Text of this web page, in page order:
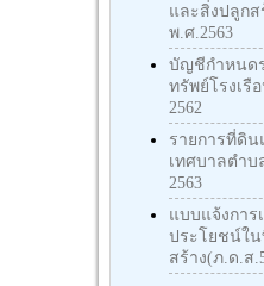
และสิ่งปลูกส
พ.ศ.2563
บัญชีกําหนด
ทรัพย์โรงเรื
2562
รายการที่ดิน
เทศบาลตำบ
2563
แบบแจ้งการ
ประโยชน์ใ
สร้าง(ภ.ด.ส